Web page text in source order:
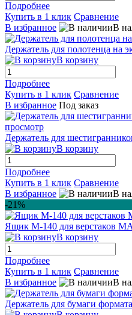
Подробнее
Купить в 1 клик Сравнение
В избранное
В
Держатель для полотенца на
В корзину
Подробнее
Купить в 1 клик Сравнение
В избранное Под заказ
просмотр
Держатель для
В корзину
Подробнее
Купить в 1 клик Сравнение
В избранное
В
-21%
Ящик M-140 для верстаков
В корзину
Подробнее
Купить в 1 клик Сравнение
В избранное
В
Держатель для бумаги